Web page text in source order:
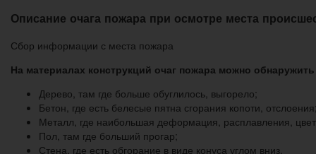
Описание очага пожара при осмотре места
Сбор информации с места пожара
На материалах конструкций очаг пожара можно
Дерево, там где больше обуглилось, выгорело;
Бетон, где есть белесые пятна сгорания копоти,
Металл, где наибольшая деформация, расплавления,
Пол, там где больший прогар;
Стена, где есть обгорание в виде конуса углом вниз.